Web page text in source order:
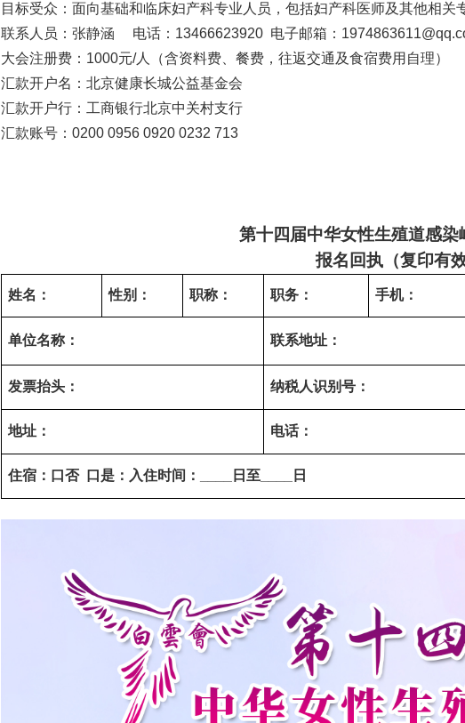
目标受众：面向基础和临床妇产科专业人员，包括妇产科医师及其他相关
联系人员：张静涵
电话： 13466623920 电子邮箱：
大会注册费： 1000元/人（含资料费、餐费，往返交通及食宿费用自理）
汇款开户名：北京健康长城公益基金会
汇款开户行：工商银行北京中关村支行
汇款账号： 0200 0956 0920 0232 713
第十四届中华女性生殖道感染
报名回执（复印有效
姓名： 性别： 职称： 职务： 手机：
单位名称： 联系地址：
发票抬头： 纳税人识别号：
地址： 电话：
住宿：口否 口是：入住时间： 日至 日